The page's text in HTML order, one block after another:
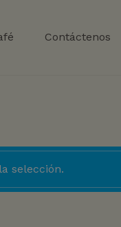
Contáctenos
selección.